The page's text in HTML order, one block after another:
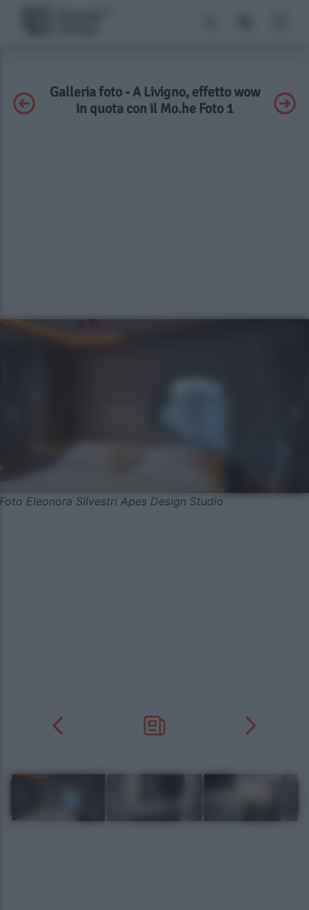
Galleria foto - A Livigno, effetto wow
in quota con il Mo.he Foto 1
Foto Eleonora Silvestri Apes Design Studio